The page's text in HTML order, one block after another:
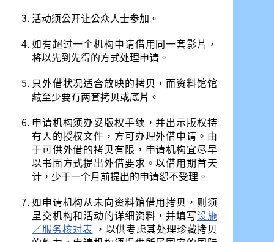
活动须公开让公众人士参加。
如有超过一个机构申请借用同一套影片，
将以先到先得的方式处理申请。
只外借状况适合放映的拷贝，而资料馆馆
藏至少要有两套拷贝或底片。
申请机构须办妥版权手续，并出示版权持
有人的授权文件，方可办理外借申请。由
于可供外借的拷贝有限，申请机构宜尽早
以书面方式提出外借要求。以借用期首天
计，少于一个月前提出的申请恕不受理。
如申请机构从未向资料馆借用拷贝，则须
呈交机构和活动的详细资料，并填写设施
／服务核对表 ，以供考虑其处理珍藏拷贝